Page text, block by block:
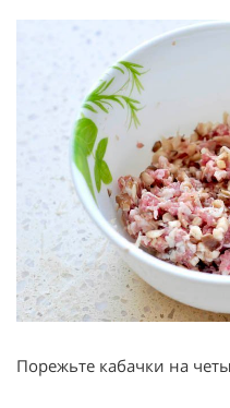
Порежьте кабачки на